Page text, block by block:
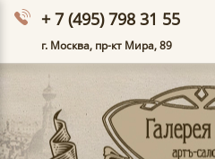
+ 7 (495) 798 31 55
г. Москва, пр-кт Мира, 89